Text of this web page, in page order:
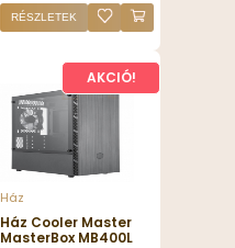
RÉSZLETEK
AKCIÓ!
Ház
Ház Cooler Master
MasterBox MB400L